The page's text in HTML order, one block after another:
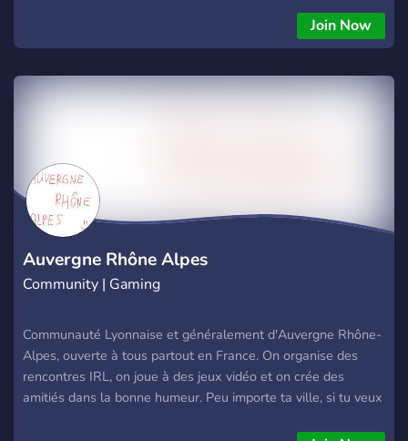
Fabrique un ticket Ce serveur est un serveur de la chaine
Youtube de Shadow Roblox → Nous sommes + 140
Un bon endroit pour se faire des amis ! 🧑‍🚀 Une Equipe de
nous dès maintenant ! 🏴‍☠️ https://discord.gg/PfEyGjbw4A 🔔
Suivez nous dans les réseaux ! @Shadow_RobloxXD
@DarkShadowXD69 @ Zeyfury 📌 Objectif : 200 Membres
avant 2024 ! Objectif Principal 500 Membres ! ⚠️ AU 200
MEMBRES JE CHANTE DEVANT VOUS ⚠️ 🤩 Le principal Du
serveur C'est LE FUN 🤩
Join Now
Auvergne Rhône Alpes
Community | Gaming
Communauté Lyonnaise et généralement d'Auvergne Rhône-
Alpes, ouverte à tous partout en France. On organise des
rencontres IRL, on joue à des jeux vidéo et on crée des
amitiés dans la bonne humeur. Peu importe ta ville, si tu veux